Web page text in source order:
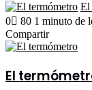
El
0
80 1 minuto de
Facebook
X
LinkedIn
Tumblr
Pinterest
Reddit
VKontakte
Odnoklassniki
Pocket
Compartir
Facebook
X
LinkedIn
Tumblr
Pinterest
Reddit
VKontakte
Odnoklassniki
Pocket
Compartir
correo
electrónico
Imprimir
El